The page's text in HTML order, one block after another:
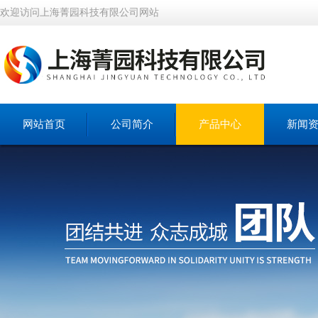
欢迎访问上海菁园科技有限公司网站
网站首页 公司简介 产品中心 新闻